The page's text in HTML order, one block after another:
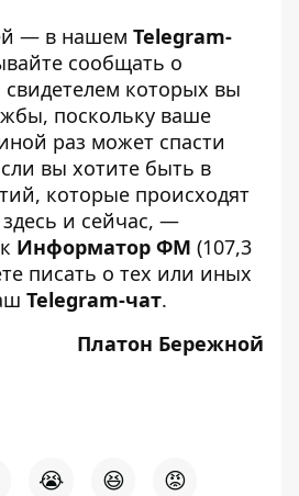
— в нашем Telegram-
сообщать о
которых вы
поскольку ваше
раз может спасти
вы хотите быть в
которые происходят
и сейчас, —
Информатор ФМ (107,3
писать о тех или иных
Telegram-чат.
Платон Бережной
😭 😆 😡